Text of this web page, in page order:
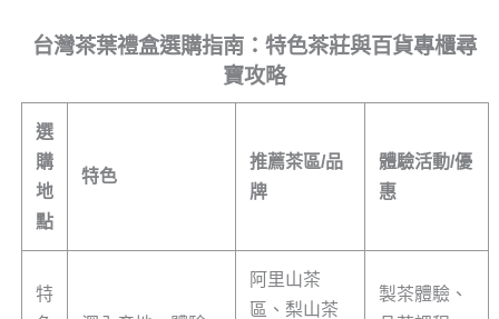
台灣茶葉禮盒選購指南：特色茶莊與百貨專櫃尋
寶攻略
選
購
地
點
特色
推薦茶區/品
牌
體驗活動/優
惠
特
阿里山茶
區、梨山茶
製茶體驗、